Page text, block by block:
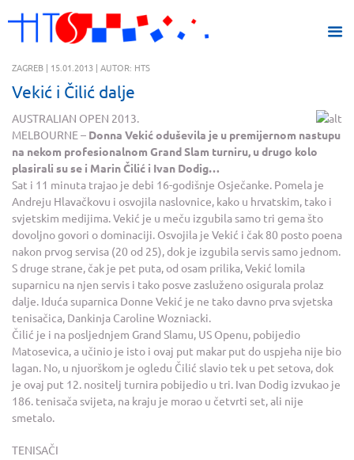
ZAGREB | 15.01.2013 | AUTOR: HTS
Vekić i Čilić dalje
AUSTRALIAN OPEN 2013.
MELBOURNE – Donna Vekić oduševila je u premijernom nastupu
na nekom profesionalnom Grand Slam turniru, u drugo kolo
plasirali su se i Marin Čilić i Ivan Dodig…
Sat i 11 minuta trajao je debi 16-godišnje Osječanke. Pomela je
Andreju Hlavačkovu i osvojila naslovnice, kako u hrvatskim, tako i
svjetskim medijima. Vekić je u meču izgubila samo tri gema što
dovoljno govori o dominaciji. Osvojila je Vekić i čak 80 posto poena
nakon prvog servisa (20 od 25), dok je izgubila servis samo jednom.
S druge strane, čak je pet puta, od osam prilika, Vekić lomila
suparnicu na njen servis i tako posve zasluženo osigurala prolaz
dalje. Iduća suparnica Donne Vekić je ne tako davno prva svjetska
tenisačica, Dankinja Caroline Wozniacki.
Čilić je i na posljednjem Grand Slamu, US Openu, pobijedio
Matosevica, a učinio je isto i ovaj put makar put do uspjeha nije bio
lagan. No, u njuorškom je ogledu Čilić slavio tek u pet setova, dok
je ovaj put 12. nositelj turnira pobijedio u tri. Ivan Dodig izvukao je
186. tenisača svijeta, na kraju je morao u četvrti set, ali nije
smetalo.
TENISAČI